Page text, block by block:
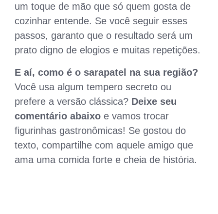
um toque de mão que só quem gosta de
cozinhar entende. Se você seguir esses
passos, garanto que o resultado será um
prato digno de elogios e muitas repetições.
E aí, como é o sarapatel na sua região?
Você usa algum tempero secreto ou
prefere a versão clássica? Deixe seu
comentário abaixo e vamos trocar
figurinhas gastronômicas! Se gostou do
texto, compartilhe com aquele amigo que
ama uma comida forte e cheia de história.